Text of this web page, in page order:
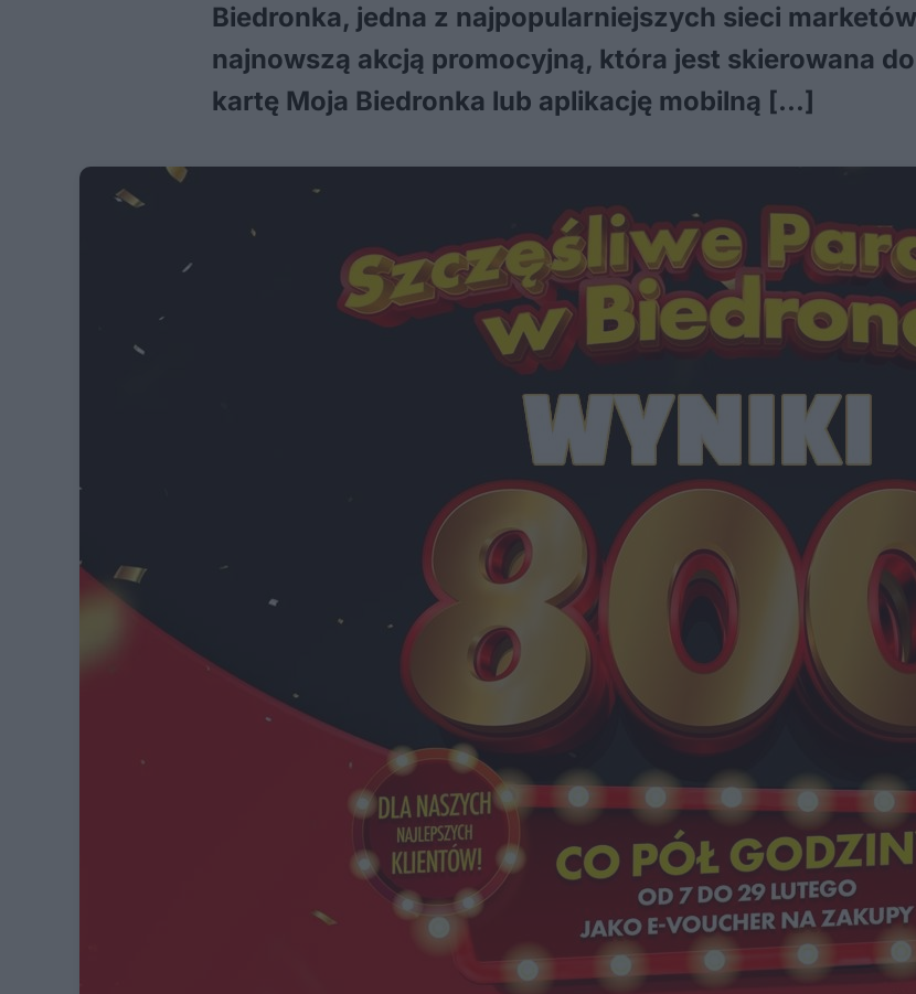
Biedronka, jedna z najpopularniejszych sieci
najnowszą akcją promocyjną, która jest skierowana
kartę Moja Biedronka lub aplikację mobilną […]